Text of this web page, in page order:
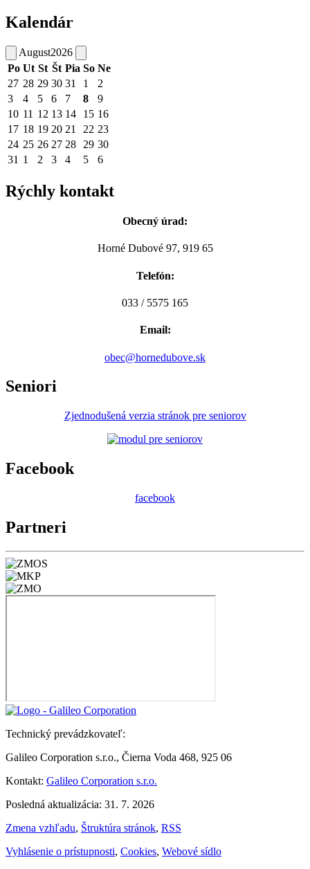
Kalendár
August2026
Po Ut St Št Pia So Ne
27 28 29 30 31 1
2
3
4 5 6 7 8
9
10 11 12 13 14 15 16
17 18 19 20 21 22 23
24 25 26 27 28 29 30
31 1 2 3 4 5 6
Rýchly kontakt
Obecný úrad:
Horné Dubové 97, 919 65
Telefón:
033 / 5575 165
Email:
obec@hornedubove.sk
Seniori
Zjednodušená verzia stránok pre seniorov
Facebook
facebook
Partneri
Technický prevádzkovateľ:
Galileo Corporation s.r.o., Čierna Voda 468, 925 06
Kontakt: Galileo Corporation s.r.o.
Posledná aktualizácia: 31. 7. 2026
Zmena vzhľadu, Štruktúra stránok, RSS
Vyhlásenie o prístupnosti, Cookies, Webové sídlo